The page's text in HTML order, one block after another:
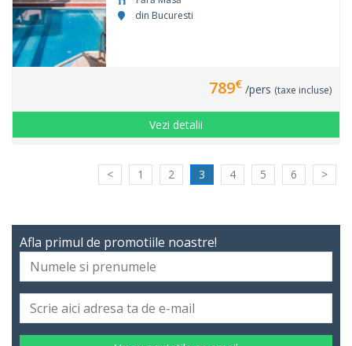
din Bucuresti
789€ /pers (taxe incluse)
Vezi detalii
< 1 2 3 4 5 6 >
Afla primul de promotiile noastre!